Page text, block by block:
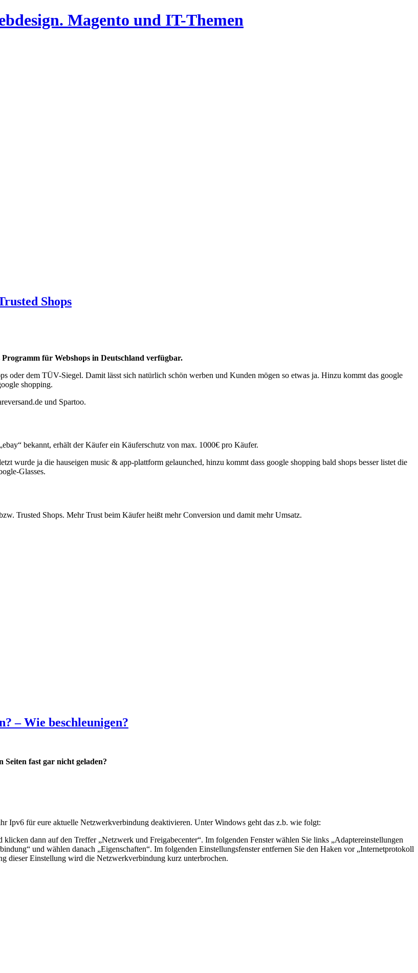
Magento und IT-Themen
Shops
für Webshops in Deutschland verfügbar.
oder dem TÜV-Siegel. Damit lässt sich natürlich schön werben und Kunden mögen so etwas ja. Hinzu kommt das google
shopping.
und Spartoo.
bekannt, erhält der Käufer ein Käuferschutz von max. 1000€ pro Käufer.
wurde ja die hauseigen music & app-plattform gelaunched, hinzu kommt dass google shopping bald shops besser listet die
Glasses.
Trusted Shops. Mehr Trust beim Käufer heißt mehr Conversion und damit mehr Umsatz.
– Wie beschleunigen?
Seiten fast gar nicht geladen?
Ipv6 für eure aktuelle Netzwerkverbindung deaktivieren. Unter Windows geht das z.b. wie folgt:
dann auf den Treffer „Netzwerk und Freigabecenter“. Im folgenden Fenster wählen Sie links „Adaptereinstellungen
und wählen danach „Eigenschaften“. Im folgenden Einstellungsfenster entfernen Sie den Haken vor „Internetprotokoll
dieser Einstellung wird die Netzwerkverbindung kurz unterbrochen.